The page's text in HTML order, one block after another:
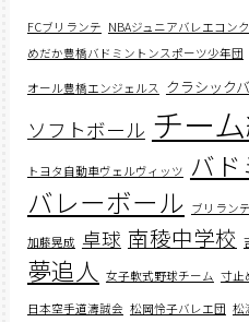
FCブリランテ NBAジュニアバレエコン
めだか豊橋バドミントンスポーツ少年団
オール豊橋エンジェルス クラシック
ソフトボール チー
トヨタ自動車ヴェルヴィッツ バド
バレーボール ブリラン
加藤晃成 卓球 南稜中学校
夢追人 女子軟式野球チーム 寸止
日本空手道濤誠会 松岡怜子バレエ団 松